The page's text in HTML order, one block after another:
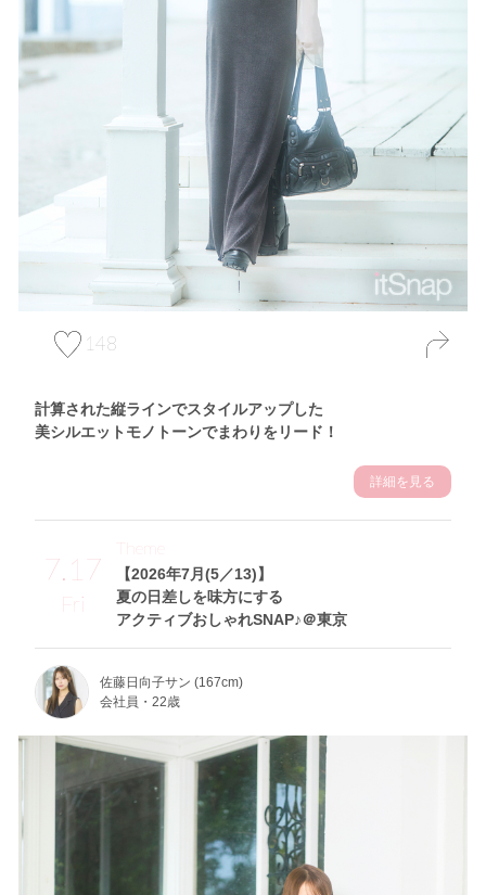
148
計算された縦ラインでスタイルアップした
美シルエットモノトーンでまわりをリード！
詳細を見る
7.17
Fri
【2026年7月(5／13)】
夏の日差しを味方にする
アクティブおしゃれSNAP♪＠東京
Theme
佐藤日向子サン (167cm)
会社員・22歳